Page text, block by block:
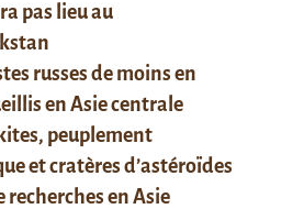
pas lieu au
russes de moins en
en Asie centrale
peuplement
et cratères d’astéroïdes
recherches en Asie